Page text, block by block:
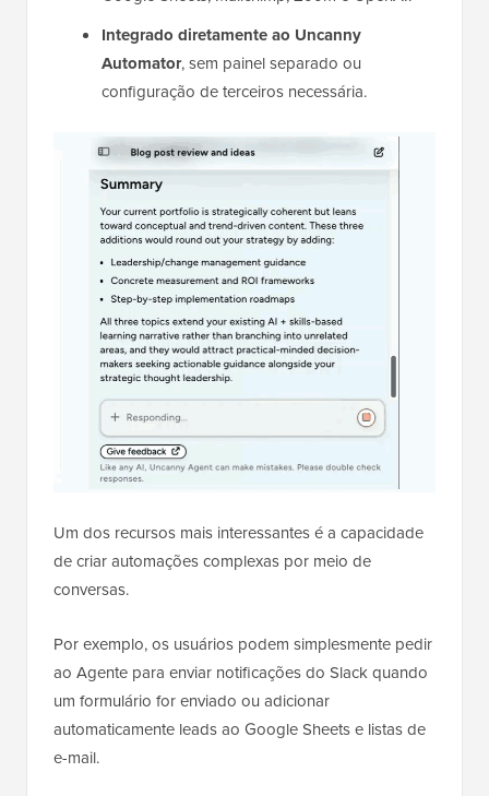
Integrado diretamente ao Uncanny
Automator, sem painel separado ou
configuração de terceiros necessária.
Um dos recursos mais interessantes é a capacidade
de criar automações complexas por meio de
conversas.
Por exemplo, os usuários podem simplesmente pedir
ao Agente para enviar notificações do Slack quando
um formulário for enviado ou adicionar
automaticamente leads ao Google Sheets e listas de
e-mail.